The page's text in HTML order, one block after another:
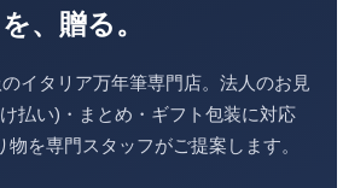
を、贈る。
のイタリア万年筆専門店。法人のお見
払い)・まとめ・ギフト包装に対応
物を専門スタッフがご提案します。